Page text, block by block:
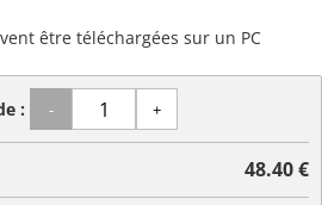
être téléchargées sur un PC
: - +
48.40 €